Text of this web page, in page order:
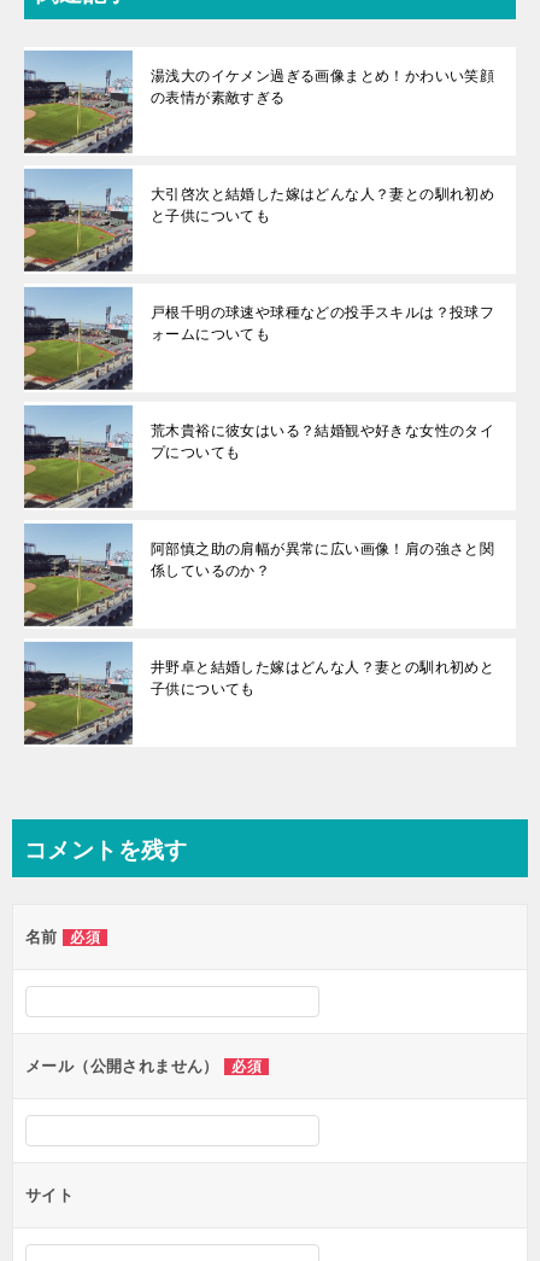
湯浅大のイケメン過ぎる画像まとめ！かわいい笑顔
の表情が素敵すぎる
大引啓次と結婚した嫁はどんな人？妻との馴れ初め
と子供についても
戸根千明の球速や球種などの投手スキルは？投球フ
ォームについても
荒木貴裕に彼女はいる？結婚観や好きな女性のタイ
プについても
阿部慎之助の肩幅が異常に広い画像！肩の強さと関
係しているのか？
井野卓と結婚した嫁はどんな人？妻との馴れ初めと
子供についても
コメントを残す
名前 必須
メール（公開されません） 必須
サイト